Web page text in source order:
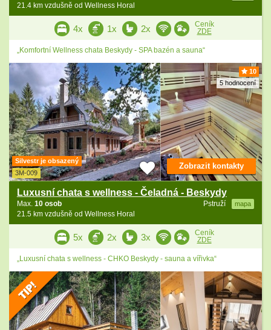
21.4 km vzdušně od Wellness Horal
4x 1x 2x
Ceník
ZDE
„Komfortní Wellness chata Beskydy - SPA bazén a sauna“
10
5 hodnocení
Silvestr je obsazený
3M-009
Luxusní chata s wellness - Čeladná - Beskydy
Pstruží mapa
Max. 10 osob
21.5 km vzdušně od Wellness Horal
Zobrazit kontakty
5x 2x 3x
Ceník
ZDE
„Luxusní chata s wellness - CHKO Beskydy - sauna a vířivka“